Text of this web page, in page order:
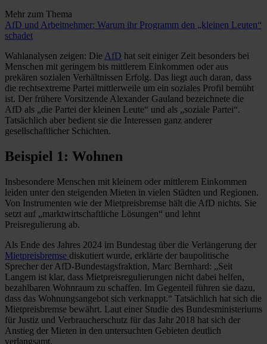
Mehr zum Thema
AfD und Arbeitnehmer: Warum ihr Programm den „kleinen Leuten“
schadet
Wahlanalysen zeigen: Die AfD hat seit einiger Zeit besonders bei
Menschen mit geringem bis mittlerem Einkommen oder aus
prekären sozialen Verhältnissen Erfolg. Das liegt auch daran, dass
die rechtsextreme Partei mittlerweile um ein soziales Profil bemüht
ist. Der frühere Vorsitzende Alexander Gauland bezeichnete die
AfD als „die Partei der kleinen Leute“ und als „soziale Partei“.
Tatsächlich aber bedient sie die Interessen ganz anderer
gesellschaftlicher Schichten.
Beispiel 1: Wohnen
Insbesondere Menschen mit kleinem oder mittlerem Einkommen
leiden unter den steigenden Mieten in vielen Städten und Regionen.
Von Instrumenten wie der Mietpreisbremse hält die AfD nichts. Sie
setzt auf „marktwirtschaftliche Lösungen“ und lehnt
Preisregulierung ab.
Als Ende des Jahres 2024 im Bundestag über die Verlängerung der
Mietpreisbremse diskutiert wurde, erklärte der baupolitische
Sprecher der AfD-Bundestagsfraktion, Marc Bernhard: „Seit
Langem ist klar, dass Mietpreisregulierungen nicht dabei helfen,
bezahlbaren Wohnraum zu schaffen. Im Gegenteil führen sie dazu,
dass das Wohnungsangebot sich verknappt.“ Tatsächlich hat sich die
Mietpreisbremse bewährt. Laut einer Studie des Bundesministeriums
für Justiz und Verbraucherschutz für das Jahr 2018 hat sich der
Anstieg der Mieten in den untersuchten Gebieten deutlich
verlangsamt.